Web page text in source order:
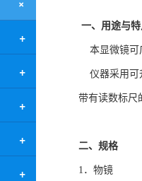
一、用途与特
本显微镜可
仪器采用可
带有读数标尺
二、规格
1．物镜